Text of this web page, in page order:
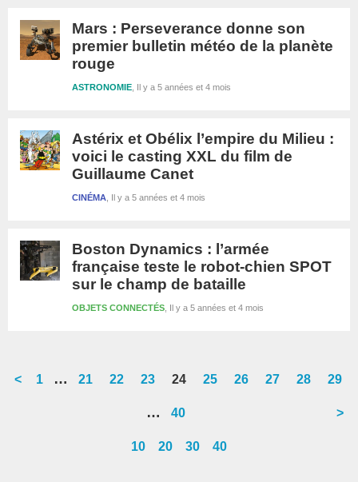
Mars : Perseverance donne son
premier bulletin météo de la planète
rouge
Il y a 5 années et 4 mois
ASTRONOMIE
Astérix et Obélix l’empire du Milieu :
voici le casting XXL du film de
Guillaume Canet
Il y a 5 années et 4 mois
CINÉMA
Boston Dynamics : l’armée
française teste le robot-chien SPOT
sur le champ de bataille
Il y a 5 années et 4 mois
OBJETS CONNECTÉS
<
Go
1
Interim
…
Go
21
Go
22
Go
page
23
Go
page
24
Go
25
Go
26
Go
27
Go
28
Go
page
29
Interim
omitted
…
Go
page
40 >
10 20 30 40